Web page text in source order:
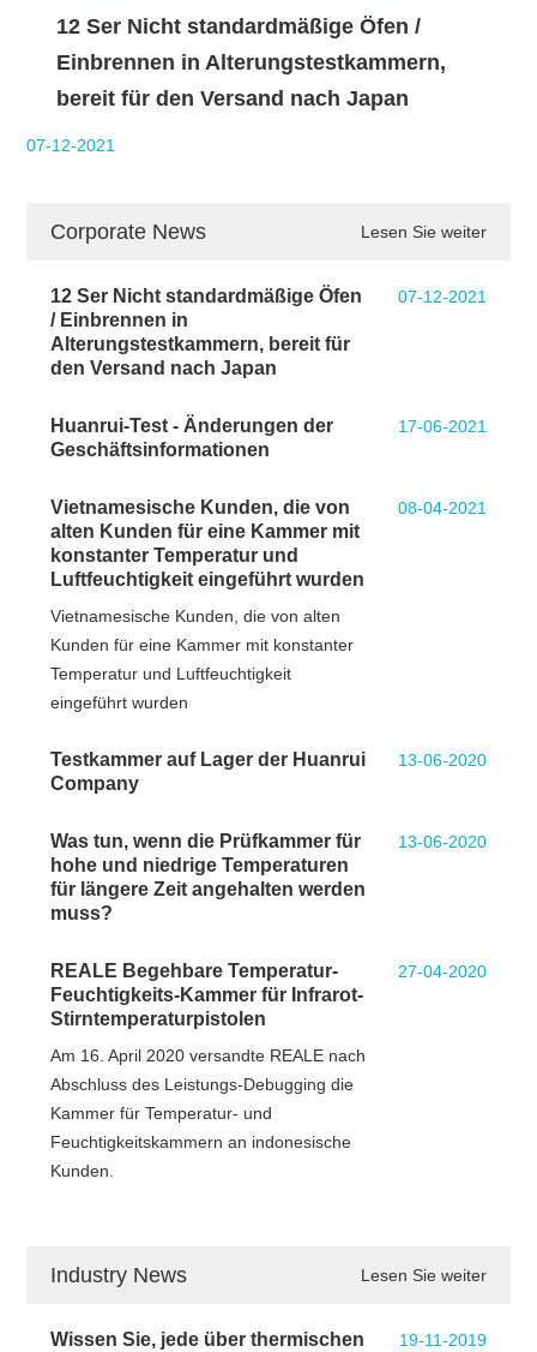
12 Ser Nicht standardmäßige Öfen /
Einbrennen in Alterungstestkammern,
bereit für den Versand nach Japan
07-12-2021
Corporate News Lesen Sie weiter
07-12-2021
12 Ser Nicht standardmäßige Öfen
/ Einbrennen in
Alterungstestkammern, bereit für
den Versand nach Japan
17-06-2021
Huanrui-Test - Änderungen der
Geschäftsinformationen
08-04-2021
Vietnamesische Kunden, die von
alten Kunden für eine Kammer mit
konstanter Temperatur und
Luftfeuchtigkeit eingeführt wurden
Vietnamesische Kunden, die von alten
Kunden für eine Kammer mit konstanter
Temperatur und Luftfeuchtigkeit
eingeführt wurden
13-06-2020
Testkammer auf Lager der Huanrui
Company
13-06-2020
Was tun, wenn die Prüfkammer für
hohe und niedrige Temperaturen
für längere Zeit angehalten werden
muss?
27-04-2020
REALE Begehbare Temperatur-
Feuchtigkeits-Kammer für Infrarot-
Stirntemperaturpistolen
Am 16. April 2020 versandte REALE nach
Abschluss des Leistungs-Debugging die
Kammer für Temperatur- und
Feuchtigkeitskammern an indonesische
Kunden.
Industry News Lesen Sie weiter
19-11-2019
Wissen Sie, jede über thermischen